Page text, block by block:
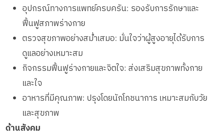
อุปกรณ์ทางการแพทย์ครบครัน: รองรับการรักษาและ
ฟื้นฟูสภาพร่างกาย
ตรวจสุขภาพอย่างสม่ำเสมอ: มั่นใจว่าผู้สูงอายุได้รับการ
ดูแลอย่างเหมาะสม
กิจกรรมฟื้นฟูร่างกายและจิตใจ: ส่งเสริมสุขภาพทั้งกาย
และใจ
อาหารที่มีคุณภาพ: ปรุงโดยนักโภชนาการ เหมาะสมกับวัย
และสุขภาพ
ด้านสังคม